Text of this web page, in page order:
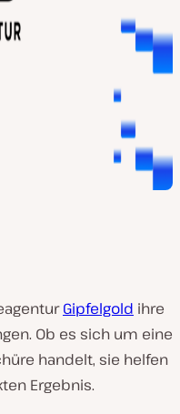
Gipfelgold ihre
Ob es sich um eine
handelt, sie helfen
Ergebnis.